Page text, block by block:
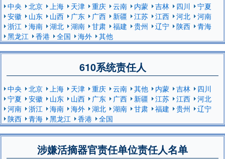
中央 北京 上海 天津 重庆 云南 内蒙 吉林 四川
宁夏
安徽
山东 山西 广东 广西 新疆 江苏 江西 河北
河南
浙江
海南 湖北 湖南 甘肃 福建 贵州 辽宁 陕西
青海
黑龙江
香港 全国 海外 其他
610系统责任人
中央 北京 上海 天津 重庆 云南 其他 内蒙 吉林
四川
宁夏
安徽 山东 山西 广东 广西 新疆 江苏 江西
河北
河南
浙江 海南 海外 湖北 湖南 甘肃 福建 贵州
辽宁
陕西
青海 黑龙江 香港 全国
涉嫌活摘器官责任单位责任人名单